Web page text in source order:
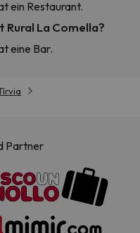
ein Restaurant.
La Comella?
eine Bar.
Partner